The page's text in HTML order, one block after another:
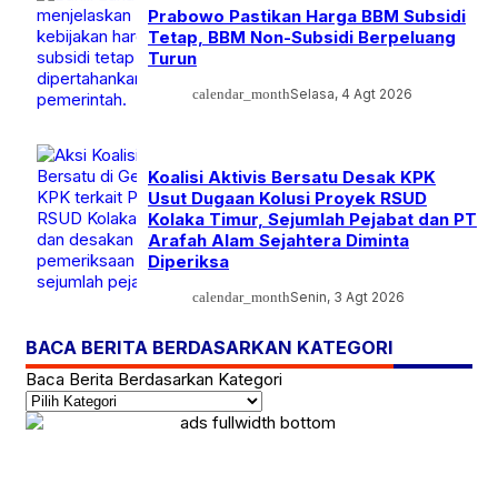
Prabowo Pastikan Harga BBM Subsidi
Tetap, BBM Non-Subsidi Berpeluang
Turun
calendar_monthSelasa, 4 Agt 2026
Koalisi Aktivis Bersatu Desak KPK
Usut Dugaan Kolusi Proyek RSUD
Kolaka Timur, Sejumlah Pejabat dan PT
Arafah Alam Sejahtera Diminta
Diperiksa
calendar_monthSenin, 3 Agt 2026
BACA BERITA BERDASARKAN KATEGORI
Baca Berita Berdasarkan Kategori